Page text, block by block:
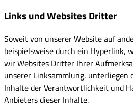
Links und Websites Dritter
Soweit von unserer Website auf
beispielsweise durch ein Hyperlink,
wir Websites Dritter Ihrer
unserer Linksammlung, unterliegen
Inhalte der Verantwortlichkeit und
Anbieters dieser Inhalte.